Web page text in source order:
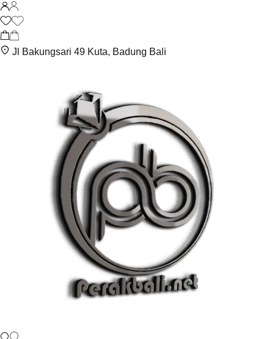
Jl Bakungsari 49 Kuta, Badung Bali